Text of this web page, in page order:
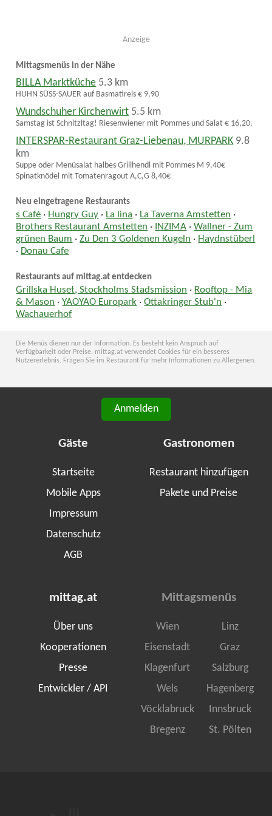
Anzeige
Mittagsmenüs in der Nähe
BILLA Marktküche 5.3 km
HUHN SÜSS-SAUER auf Basmatireis € 9,90
Wundschuher Kirchenwirt 5.5 km
Samstag ist Schnitzltag! Riesenwiener mit Pommes und Salat € 16,20,
INTERSPAR-Restaurant Graz-Liebenau, MURPARK 9.8
km
Suppe oder Menüsalat halbes Grillhendl mit Pommes M 9,40€
Spinatknödel mit Tomatenragout A,C,G 8,40€
Neu eingetragene Restaurants
s Café · Hungry Guy · La lina · La Taverna Amstetten ·
Brothers Restaurant Amstetten · INZIMA ·Wallner - Zum
grünen Baum ·Zu Den 3 Goldenen Kugeln · Haydnstüberl
· Donau Cafe
Restaurants auf mittag.at entdecken
Grillska Huset, Stockholms Stadsmission · Rooftop - Mia
& Mason ·YAOYAO Europark ·Ottakringer Stub'n ·
Wachauerhof
Die Menüs dienen nur der Information. Es besteht kein Anspruch auf
Verfügbarkeit oder Preise. mittag.at verwendet Cookies für ein besseres
Nutzererlebnis. Fragen Sie im Restaurant für mehr Informationen zu Allergenen.
Anmelden
Gäste
Startseite
Mobile Apps
Impressum
Datenschutz
AGB
Gastronomen
Restaurant hinzufügen
Pakete und Preise
mittag.at
Über uns
Kooperationen
Presse
Entwickler / API
Mittagsmenüs
Wien
Linz
Eisenstadt
Graz
Klagenfurt
Salzburg
Wels
Hagenberg
Vöcklabruck
Innsbruck
Bregenz
St. Pölten